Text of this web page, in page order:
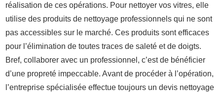
réalisation de ces opérations. Pour nettoyer vos vitres, elle
utilise des produits de nettoyage professionnels qui ne sont
pas accessibles sur le marché. Ces produits sont efficaces
pour l’élimination de toutes traces de saleté et de doigts.
Bref, collaborer avec un professionnel, c’est de bénéficier
d’une propreté impeccable. Avant de procéder à l’opération,
l’entreprise spécialisée effectue toujours un devis nettoyage